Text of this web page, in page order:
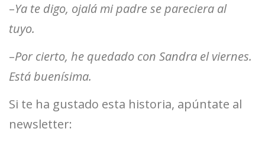
–Ya te digo, ojalá mi padre se pareciera al
tuyo.
–Por cierto, he quedado con Sandra el viernes.
Está buenísima.
Si te ha gustado esta historia, apúntate al
newsletter: